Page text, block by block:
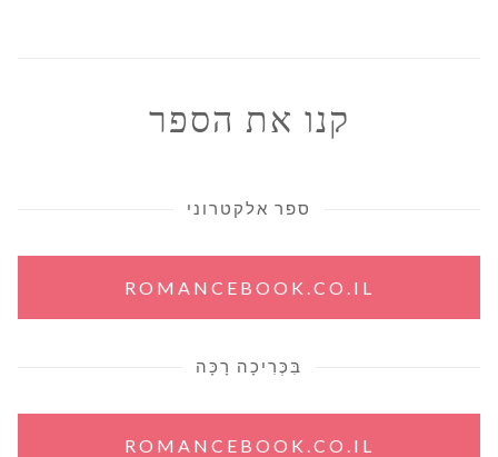
קנו את הספר
ספר אלקטרוני
ROMANCEBOOK.CO.IL
בִּכְּרִיכָה רָכָּה
ROMANCEBOOK.CO.IL